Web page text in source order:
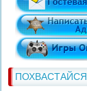
ПОХВАСТАЙСЯ